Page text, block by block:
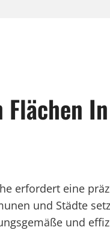
erfordert eine
und Städte
und